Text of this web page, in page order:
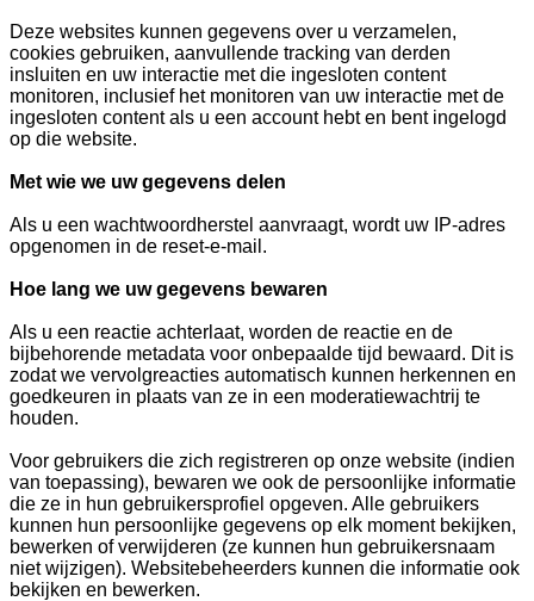
Deze websites kunnen gegevens over u verzamelen,
cookies gebruiken, aanvullende tracking van derden
insluiten en uw interactie met die ingesloten content
monitoren, inclusief het monitoren van uw interactie met de
ingesloten content als u een account hebt en bent ingelogd
op die website.
Met wie we uw gegevens delen
Als u een wachtwoordherstel aanvraagt, wordt uw IP-adres
opgenomen in de reset-e-mail.
Hoe lang we uw gegevens bewaren
Als u een reactie achterlaat, worden de reactie en de
bijbehorende metadata voor onbepaalde tijd bewaard. Dit is
zodat we vervolgreacties automatisch kunnen herkennen en
goedkeuren in plaats van ze in een moderatiewachtrij te
houden.
Voor gebruikers die zich registreren op onze website (indien
van toepassing), bewaren we ook de persoonlijke informatie
die ze in hun gebruikersprofiel opgeven. Alle gebruikers
kunnen hun persoonlijke gegevens op elk moment bekijken,
bewerken of verwijderen (ze kunnen hun gebruikersnaam
niet wijzigen). Websitebeheerders kunnen die informatie ook
bekijken en bewerken.